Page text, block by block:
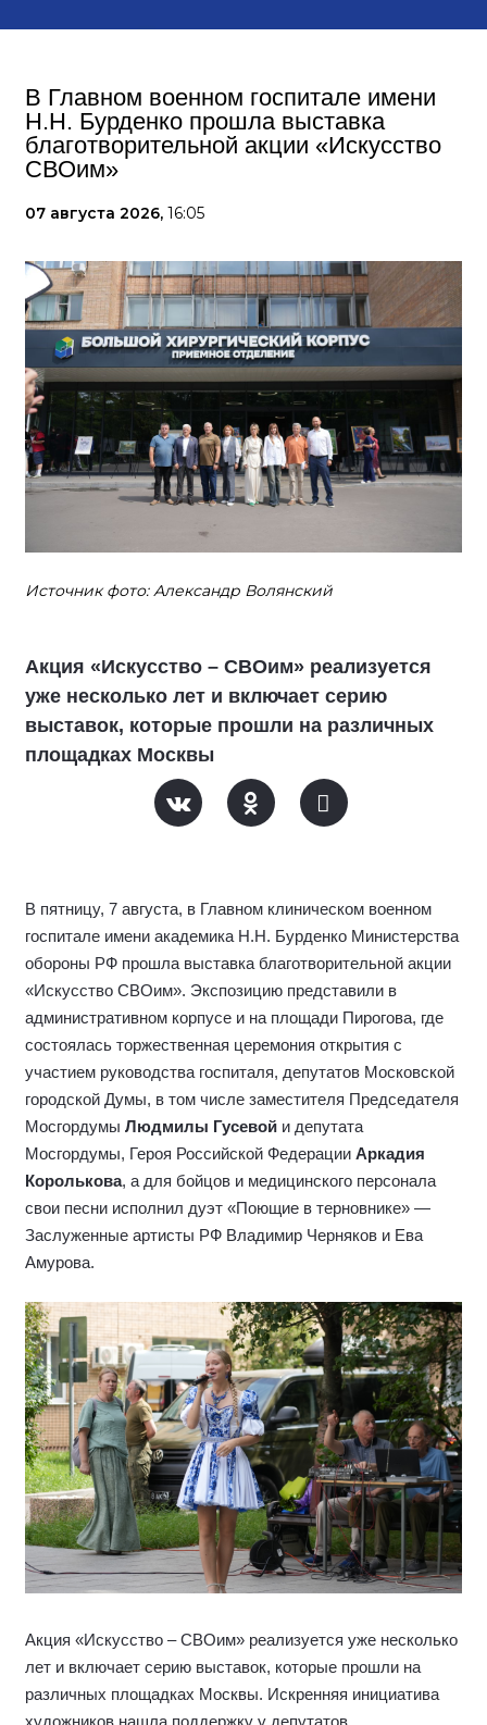
В Главном военном госпитале имени
Н.Н. Бурденко прошла выставка
благотворительной акции «Искусство
СВОим»
07 августа 2026, 16:05
Источник фото: Александр Волянский
Акция «Искусство – СВОим» реализуется
уже несколько лет и включает серию
выставок, которые прошли на различных
площадках Москвы
В пятницу, 7 августа, в Главном клиническом военном
госпитале имени академика Н.Н. Бурденко Министерства
обороны РФ прошла выставка благотворительной акции
«Искусство СВОим». Экспозицию представили в
административном корпусе и на площади Пирогова, где
состоялась торжественная церемония открытия с
участием руководства госпиталя, депутатов Московской
городской Думы, в том числе заместителя Председателя
Мосгордумы Людмилы Гусевой и депутата
Мосгордумы, Героя Российской Федерации Аркадия
Королькова, а для бойцов и медицинского персонала
свои песни исполнил дуэт «Поющие в терновнике» —
Заслуженные артисты РФ Владимир Черняков и Ева
Амурова.
Акция «Искусство – СВОим» реализуется уже несколько
лет и включает серию выставок, которые прошли на
различных площадках Москвы. Искренняя инициатива